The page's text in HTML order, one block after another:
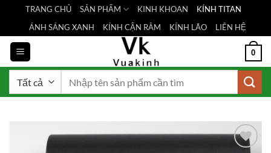
nội
dung
TRANG CHỦ SẢN PHẨM KINH KHOAN
KÍNH TITAN
ÁNH SÁNG XANH
KÍNH CẬN RÂM KÍNH LÃO LIÊN HỆ
0